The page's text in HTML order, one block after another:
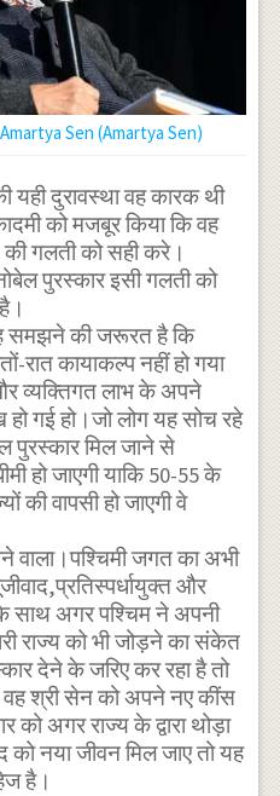
Sen (Amartya Sen)
यही दुरावस्था वह कारक थी
को मजबूर किया कि वह
गलती को सही करे।
पुरस्कार इसी गलती को
समझने की जरूरत है कि
रात कायाकल्प नहीं हो गया
व्यक्तिगत लाभ के अपने
हो गई हो।जो लोग यह सोच रहे
पुरस्कार मिल जाने से
हो जाएगी याकि 50-55 के
की वापसी हो जाएगी वे
वाला।पश्चिमी जगत का अभी
और
साथ अगर पश्चिम ने अपनी
राज्य को भी जोड़ने का संकेत
देने के जरिए कर रहा है तो
श्री सेन को अपने नए कींस
अगर राज्य के द्वारा थोड़ा
को नया जीवन मिल जाए तो यह
है।